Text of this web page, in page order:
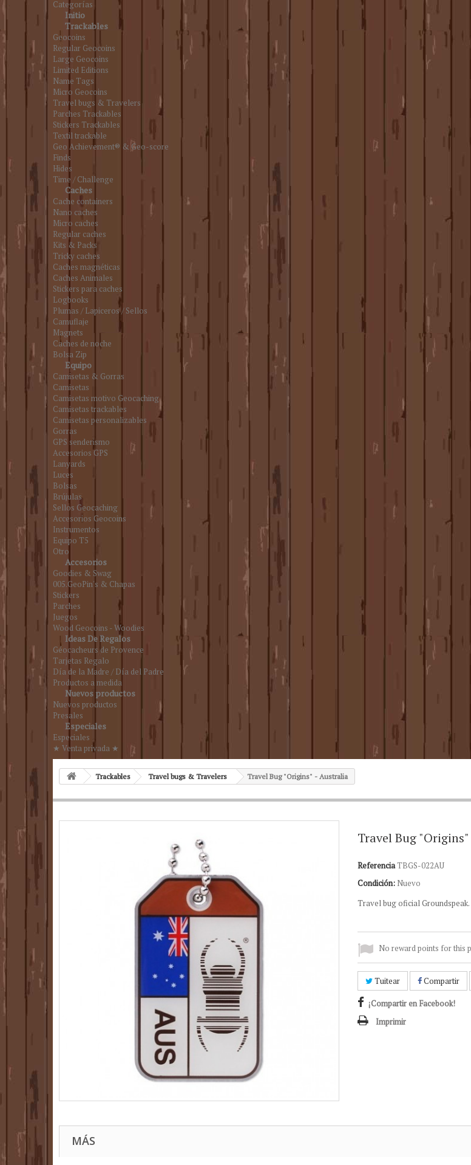
Categorías
Initio
Trackables
Geocoins
Regular Geocoins
Large Geocoins
Limited Editions
Name Tags
Micro Geocoins
Travel bugs & Travelers
Parches Trackables
Stickers Trackables
Textil trackable
Geo Achievement® & Geo-score
Finds
Hides
Time / Challenge
Caches
Cache containers
Nano caches
Micro caches
Regular caches
Kits & Packs
Tricky caches
Caches magnéticas
Caches Animales
Stickers para caches
Logbooks
Plumas / Lapiceros / Sellos
Camuflaje
Magnets
Caches de noche
Bolsa Zip
Equipo
Camisetas & Gorras
Camisetas
Camisetas motivo Geocaching
Camisetas trackables
Camisetas personalizables
Gorras
GPS senderismo
Accesorios GPS
Lanyards
Luces
Bolsas
Brújulas
Sellos Geocaching
Accesorios Geocoins
Instrumentos
Equipo T5
Otro
Accesorios
Goodies & Swag
005.GeoPin's & Chapas
Stickers
Parches
Juegos
Wood Geocoins - Woodies
Ideas De Regalos
Géocacheurs de Provence
Tarjetas Regalo
Día de la Madre / Día del Padre
Productos a medida
Nuevos productos
Nuevos productos
Presales
Especiales
Especiales
★ Venta privada ★
Trackables Travel bugs & Travelers Travel Bug "Origins" - Australia
Travel Bug
ReferenciaTBGS-022AU
Condición: Nuevo
Travel bug oficial Groundspeak.
No reward points for this
Tuitear Compartir
¡Compartir en Facebook!
Imprimir
MÁS